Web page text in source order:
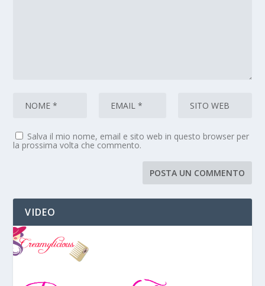
Salva il mio nome, email e sito web in questo browser per
la prossima volta che commento.
VIDEO